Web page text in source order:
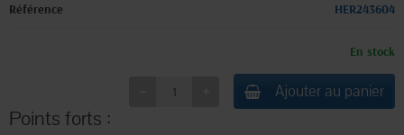
Référence HER243604
En stock
Ajouter au panier
Points forts :